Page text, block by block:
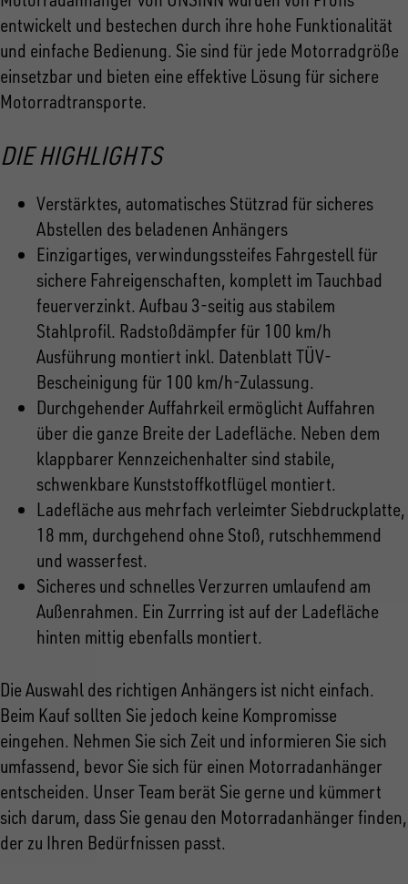
entwickelt und bestechen durch ihre hohe Funktionalität
und einfache Bedienung. Sie sind für jede Motorradgröße
einsetzbar und bieten eine effektive Lösung für sichere
Motorradtransporte.
DIE HIGHLIGHTS
Verstärktes, automatisches Stützrad für sicheres
Abstellen des beladenen Anhängers
Einzigartiges, verwindungssteifes Fahrgestell für
sichere Fahreigenschaften, komplett im Tauchbad
feuerverzinkt. Aufbau 3-seitig aus stabilem
Stahlprofil. Radstoßdämpfer für 100 km/h
Ausführung montiert inkl. Datenblatt TÜV-
Bescheinigung für 100 km/h-Zulassung.
Durchgehender Auffahrkeil ermöglicht Auffahren
über die ganze Breite der Ladefläche. Neben dem
klappbarer Kennzeichenhalter sind stabile,
schwenkbare Kunststoffkotflügel montiert.
Ladefläche aus mehrfach verleimter Siebdruckplatte,
18 mm, durchgehend ohne Stoß, rutschhemmend
und wasserfest.
Sicheres und schnelles Verzurren umlaufend am
Außenrahmen. Ein Zurrring ist auf der Ladefläche
hinten mittig ebenfalls montiert.
Die Auswahl des richtigen Anhängers ist nicht einfach.
Beim Kauf sollten Sie jedoch keine Kompromisse
eingehen. Nehmen Sie sich Zeit und informieren Sie sich
umfassend, bevor Sie sich für einen Motorradanhänger
entscheiden. Unser Team berät Sie gerne und kümmert
sich darum, dass Sie genau den Motorradanhänger finden,
der zu Ihren Bedürfnissen passt.